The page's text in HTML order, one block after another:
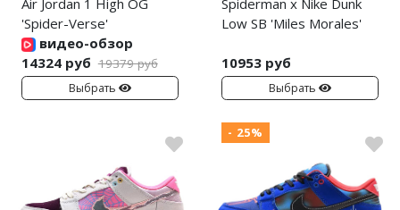
Air Jordan 1 High OG
'Spider-Verse'
видео-обзор
14324 руб 19379 руб
Выбрать
Spiderman x Nike Dunk
Low SB 'Miles Morales'
10953 руб
Выбрать
- 25%